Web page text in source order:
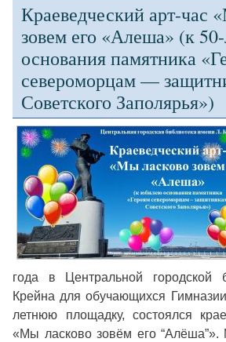
Краеведческий арт-час
зовем его «Алеша» (к
основания памятника
североморцам —
Советского Заполярья»)
года в Центральной городской
Крейна для обучающихся
летнюю площадку, состоялся
«Мы ласково зовём его